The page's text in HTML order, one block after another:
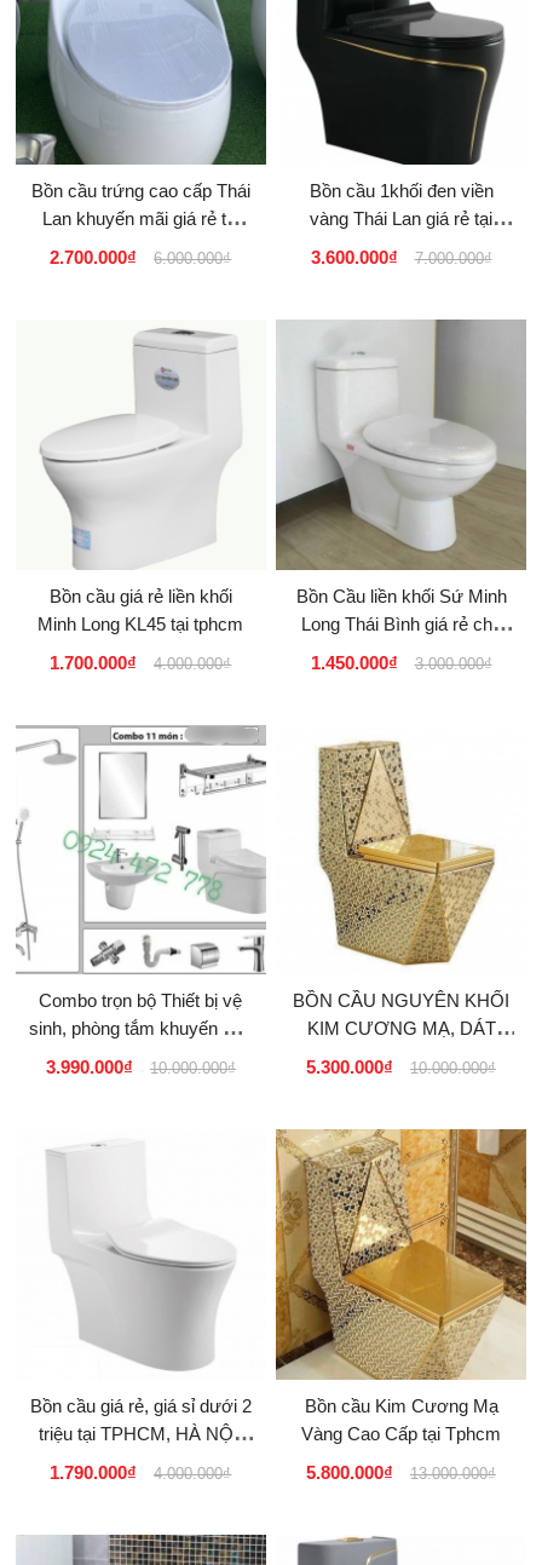
Bồn cầu trứng cao cấp Thái
Lan khuyến mãi giá rẻ tại
tphcm, Đà Lạt,
2.700.000₫ 6.000.000₫
Bồn cầu 1khối đen viền
vàng Thái Lan giá rẻ tại
tphcm
3.600.000₫ 7.000.000₫
Bồn cầu giá rẻ liền khối
Minh Long KL45 tại tphcm
1.700.000₫
4.000.000₫
Bồn Cầu liền khối Sứ Minh
Long Thái Bình giá rẻ cho
phòng trọ tại tphcm
1.450.000₫ 3.000.000₫
Combo trọn bộ Thiết bị vệ
sinh, phòng tắm khuyến mãi
giá rẻ tại tphcm
3.990.000₫ 10.000.000₫
BỒN CẦU NGUYÊN KHỐI
KIM CƯƠNG MẠ, DÁT
Vàng Cao Cấp GIÁ RẺ, GIÁ
5.300.000₫ 10.000.000₫
Bồn cầu giá rẻ, giá sỉ dưới 2
triệu tại TPHCM, HÀ NỘI,
HẢI PHÒNG, ĐÀ NẴNG...
1.790.000₫ 4.000.000₫
Bồn cầu Kim Cương Mạ
Vàng Cao Cấp tại Tphcm
5.800.000₫
13.000.000₫